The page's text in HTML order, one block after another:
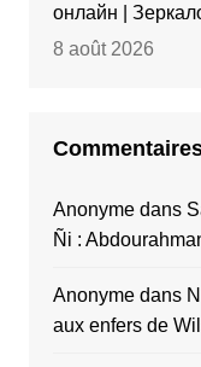
онлайн |
8 août 2026
Anonymedans
Ñi :
Anonymedans
aux enfers de